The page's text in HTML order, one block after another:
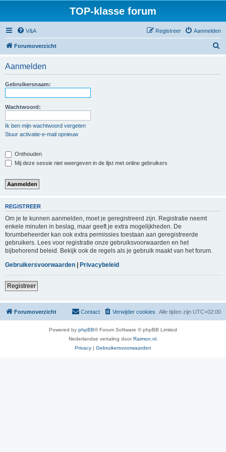
TOP-klasse forum
V&A Aanmelden
Registreer
Forumoverzicht
Aanmelden
Gebruikersnaam:
Wachtwoord:
Ik ben mijn wachtwoord vergeten
Stuur activatie-e-mail opnieuw
Onthouden
Mij deze sessie niet weergeven in de lijst met online gebruikers
REGISTREER
Om je te kunnen aanmelden, moet je geregistreerd zijn. Registratie neemt
enkele minuten in beslag, maar geeft je extra mogelijkheden. De
forumbeheerder kan ook extra permissies toestaan aan geregistreerde
gebruikers. Lees voor registratie onze gebruiksvoorwaarden en het
bijbehorend beleid. Bekijk ook de regels als je gebruik maakt van het forum.
Gebruikersvoorwaarden | Privacybeleid
Registreer
Forumoverzicht Alle tijden zijn UTC+02:00
Verwijder cookies
Contact
Powered by phpBB® Forum Software © phpBB Limited
Nederlandse vertaling doorRaimon.nl.
Privacy | Gebruikersvoorwaarden